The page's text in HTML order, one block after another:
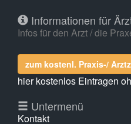
Informationen für
Infos für den Arzt / die
zum kostenl. Praxis-/
hier kostenlos Eintragen
Untermenü
Kontakt